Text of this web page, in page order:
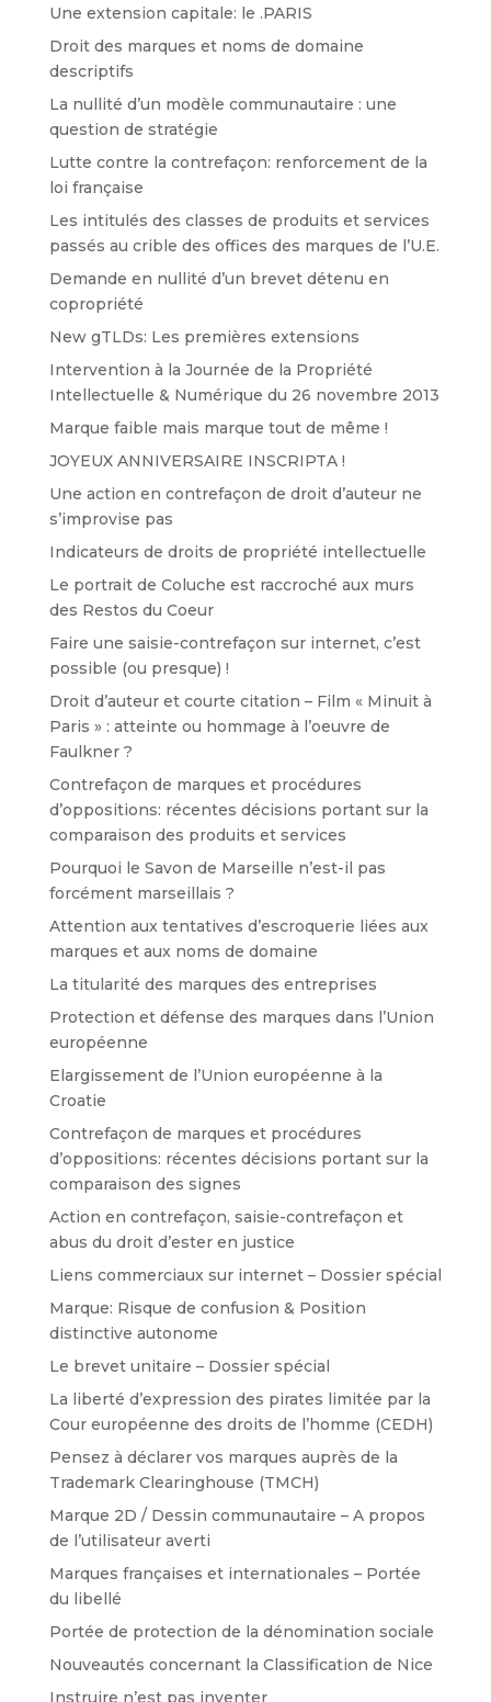
Une extension capitale: le .PARIS
Droit des marques et noms de domaine
descriptifs
La nullité d’un modèle communautaire : une
question de stratégie
Lutte contre la contrefaçon: renforcement de la
loi française
Les intitulés des classes de produits et services
passés au crible des offices des marques de l’U.E.
Demande en nullité d’un brevet détenu en
copropriété
New gTLDs: Les premières extensions
Intervention à la Journée de la Propriété
Intellectuelle & Numérique du 26 novembre 2013
Marque faible mais marque tout de même !
JOYEUX ANNIVERSAIRE INSCRIPTA !
Une action en contrefaçon de droit d’auteur ne
s’improvise pas
Indicateurs de droits de propriété intellectuelle
Le portrait de Coluche est raccroché aux murs
des Restos du Coeur
Faire une saisie-contrefaçon sur internet, c’est
possible (ou presque) !
Droit d’auteur et courte citation – Film « Minuit à
Paris » : atteinte ou hommage à l’oeuvre de
Faulkner ?
Contrefaçon de marques et procédures
d’oppositions: récentes décisions portant sur la
comparaison des produits et services
Pourquoi le Savon de Marseille n’est-il pas
forcément marseillais ?
Attention aux tentatives d’escroquerie liées aux
marques et aux noms de domaine
La titularité des marques des entreprises
Protection et défense des marques dans l’Union
européenne
Elargissement de l’Union européenne à la
Croatie
Contrefaçon de marques et procédures
d’oppositions: récentes décisions portant sur la
comparaison des signes
Action en contrefaçon, saisie-contrefaçon et
abus du droit d’ester en justice
Liens commerciaux sur internet – Dossier spécial
Marque: Risque de confusion & Position
distinctive autonome
Le brevet unitaire – Dossier spécial
La liberté d’expression des pirates limitée par la
Cour européenne des droits de l’homme (CEDH)
Pensez à déclarer vos marques auprès de la
Trademark Clearinghouse (TMCH)
Marque 2D / Dessin communautaire – A propos
de l’utilisateur averti
Marques françaises et internationales – Portée
du libellé
Portée de protection de la dénomination sociale
Nouveautés concernant la Classification de Nice
Instruire n’est pas inventer